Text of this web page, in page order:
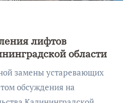
лифтов
области
обсуждения на